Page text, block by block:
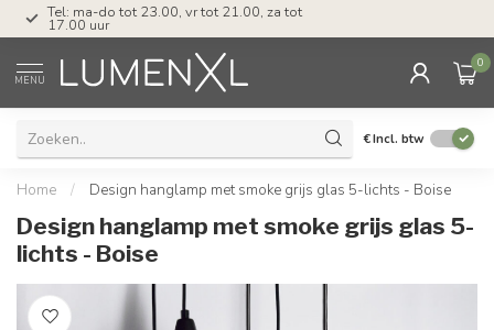
Tel: ma-do tot 23.00, vr tot 21.00, za tot
17.00 uur
MENU
0
€Incl. btw
Home / Design hanglamp met smoke grijs glas 5-lichts - Boise
Design hanglamp met smoke grijs glas 5-
lichts - Boise